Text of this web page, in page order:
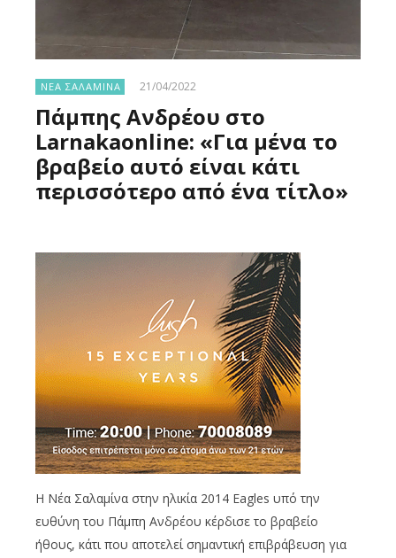
ΝΕΑ ΣΑΛΑΜΙΝΑ 21/04/2022
Πάμπης Ανδρέου στο
Larnakaonline: «Για μένα το
βραβείο αυτό είναι κάτι
περισσότερο από ένα τίτλο»
Η Νέα Σαλαμίνα στην ηλικία 2014 Eagles υπό την
ευθύνη του Πάμπη Ανδρέου κέρδισε το βραβείο
ήθους, κάτι που αποτελεί σημαντική επιβράβευση για